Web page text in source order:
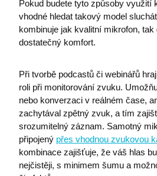
Pokud budete tyto způsoby využití
vhodné hledat takový model
kombinuje jak kvalitní mikrofon,
dostatečný komfort.
Při tvorbě podcastů či webinářů
roli při monitorování zvuku.
nebo konverzaci v reálném čase,
zachytával zpětný zvuk, a tím
srozumitelný záznam. Samotný
připojený přes vhodnou zvukovou
kombinace zajišťuje, že váš hlas
nejčistěji, s minimem šumu a